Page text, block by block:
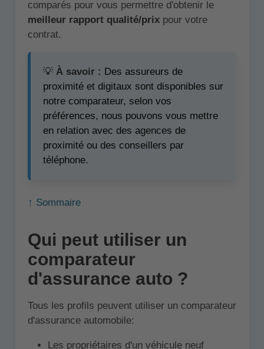
comparés pour vous permettre d'obtenir le
meilleur rapport qualité/prixpour votre
contrat.
💡 À savoir : Des assureurs de
proximité et digitaux sont disponibles sur
notre comparateur, selon vos
préférences, nous pouvons vous mettre
en relation avec des agences de
proximité ou des conseillers par
téléphone.
↑ Sommaire
Qui peut utiliser un
comparateur
d'assurance auto ?
Tous les profils peuvent utiliser un comparateur
d'assurance automobile:
Les propriétaires d'un véhicule neuf